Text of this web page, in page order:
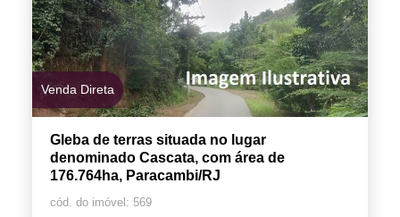
Venda Direta
Gleba de terras situada no lugar
denominado Cascata, com área de
176.764ha, Paracambi/RJ
cód. do imóvel: 569